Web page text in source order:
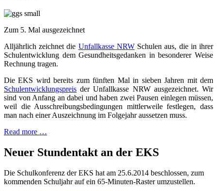
Zum 5. Mal ausgezeichnet
Alljährlich zeichnet die Unfallkasse NRWSchulen aus, die in ihrer
Schulentwicklung dem Gesundheitsgedanken in besonderer Weise
Rechnung tragen.
Die EKS wird bereits zum fünften Mal in sieben Jahren mit dem
Schulentwicklungspreis der Unfallkasse NRW ausgezeichnet. Wir
sind von Anfang an dabei und haben zwei Pausen einlegen müssen,
weil die Ausschreibungsbedingungen mittlerweile festlegen, dass
man nach einer Auszeichnung im Folgejahr aussetzen muss.
Read more …
Neuer Stundentakt an der EKS
Die Schulkonferenz der EKS hat am 25.6.2014 beschlossen, zum
kommenden Schuljahr auf ein 65-Minuten-Raster umzustellen.